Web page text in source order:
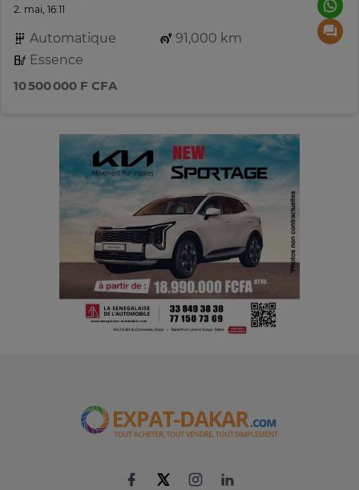
2. mai, 16:11
Automatique
91,000 km
Essence
10 500 000 F CFA